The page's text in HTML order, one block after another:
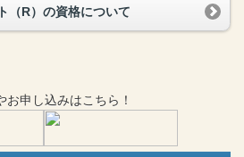
（R）の資格について
お申し込みはこちら！